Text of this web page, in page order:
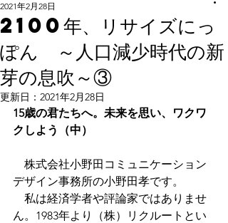
2100年、リサイズにっ
ぽん ～人口減少時代の新
芽の息吹～③
2021年2月28日
更新日： 2021年2月28日
15歳の君たちへ。未来を思い、ワクワ
クしよう（中）
株式会社小野田コミュニケーション
デザイン事務所の小野田孝です。
私は経済学者や評論家ではありませ
ん。1983年より（株）リクルートとい